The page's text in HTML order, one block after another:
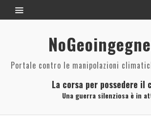
Portale contro le manipolazioni
La corsa per possedere il
Una guerra silenziosa è in